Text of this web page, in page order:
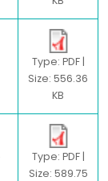
Type: PDF |
Size: 556.36
KB
Type: PDF |
Size: 589.75